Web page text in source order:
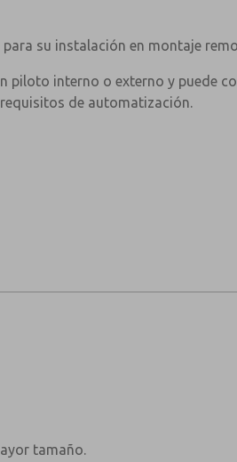
de trabajo Versión de piloto
Presión de trabajo Versión piloto
piloto externa mínima
su instalación en montaje
interno o externo y puede
de automatización.
tamaño.